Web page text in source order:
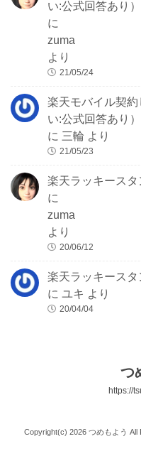
い:公式回答あり）
に
zuma
より
21/05/24
楽天モバイル契
い:公式回答あり）
に三輪 より
21/05/23
楽天ラッキース
に
zuma
より
20/06/12
楽天ラッキース
にユキ より
20/04/04
つ
https://
Copyright(c) 2026 つめもよう